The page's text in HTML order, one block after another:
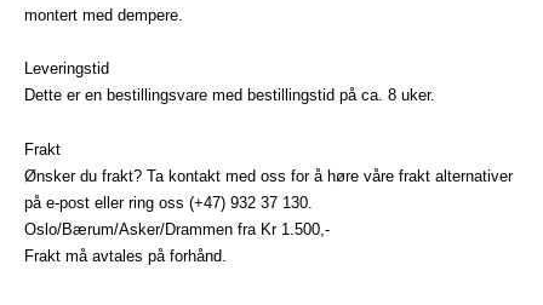
montert med dempere.
Leveringstid
Dette er en bestillingsvare med bestillingstid på ca. 8 uker.
Frakt
Ønsker du frakt? Ta kontakt med oss for å høre våre frakt alternativer
på e-post eller ring oss (+47) 932 37 130.
Oslo/Bærum/Asker/Drammen fra Kr 1.500,-
Frakt må avtales på forhånd.